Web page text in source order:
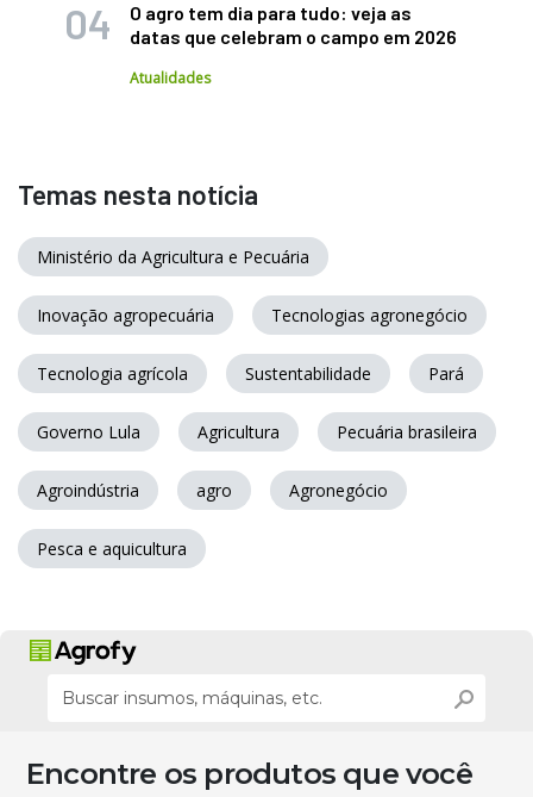
O agro tem dia para tudo: veja as
datas que celebram o campo em 2026
Atualidades
Temas nesta notícia
Ministério da Agricultura e Pecuária
Inovação agropecuária Tecnologias agronegócio
Tecnologia agrícola Sustentabilidade Pará
Governo Lula Agricultura Pecuária brasileira
Agroindústria agro Agronegócio
Pesca e aquicultura
Encontre os produtos que você